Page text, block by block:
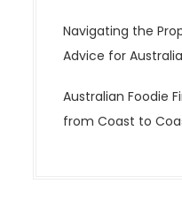
Navigating the
Advice for
Australian Foodie
from Coast to